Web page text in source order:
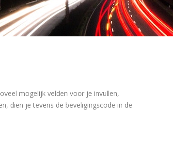
mogelijk velden voor je invullen,
dien je tevens de beveligingscode in de